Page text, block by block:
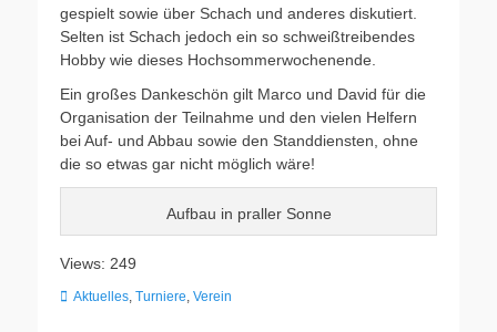
gespielt sowie über Schach und anderes diskutiert.
Selten ist Schach jedoch ein so schweißtreibendes
Hobby wie dieses Hochsommerwochenende.
Ein großes Dankeschön gilt Marco und David für die
Organisation der Teilnahme und den vielen Helfern
bei Auf- und Abbau sowie den Standdiensten, ohne
die so etwas gar nicht möglich wäre!
Aufbau in praller Sonne
Views: 249
Kategorien
Aktuelles, Turniere, Verein